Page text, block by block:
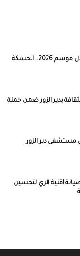
قفزة في إنتاج القمح السوري خلال موسم 2026.. الحسكة
الثقافة بدير الزور ضمن حملة
في مستشفى دير الزور
صيانة أقنية الري لتحسين